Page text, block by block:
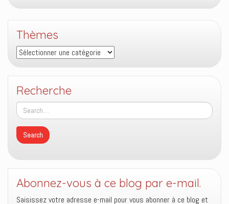
Thèmes
Thèmes
Recherche
Abonnez-vous à ce blog par e-mail.
Saisissez votre adresse e-mail pour vous abonner à ce blog et